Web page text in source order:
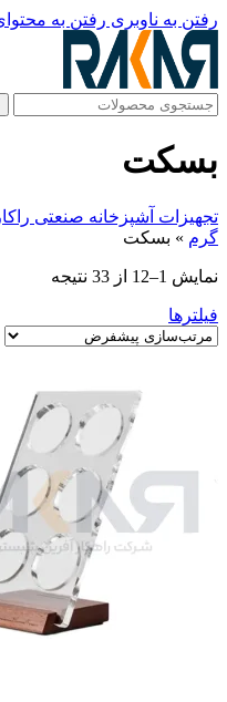
رفتن به ناوبری رفتن به
بسکت
تجهیزات آشپزخانه صنعتی راکار
گرم » بسکت
نمایش 1–12 از 33 نتیجه
فیلترها